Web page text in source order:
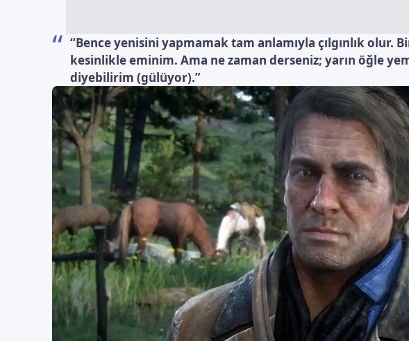
“Bence yenisini yapmamak tam anlamıyla çılgınlık olur.
kesinlikle eminim. Ama ne zaman derseniz; yarın öğle
diyebilirim (gülüyor).”